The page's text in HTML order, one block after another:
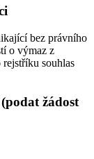
bez právního
o výmaz z
souhlas
žádost